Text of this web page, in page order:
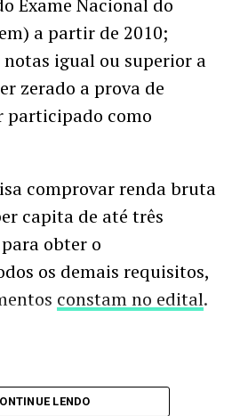
a partir de 2010;
igual ou superior a
zerado a prova de
participado como
comprovar renda bruta
capita de até três
obter o
os demais requisitos,
constam no edital.
LENDO